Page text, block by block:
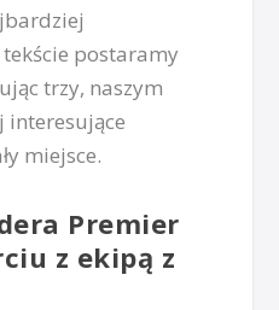
postaramy
trzy, naszym
miejsce.
Premier
z ekipą z